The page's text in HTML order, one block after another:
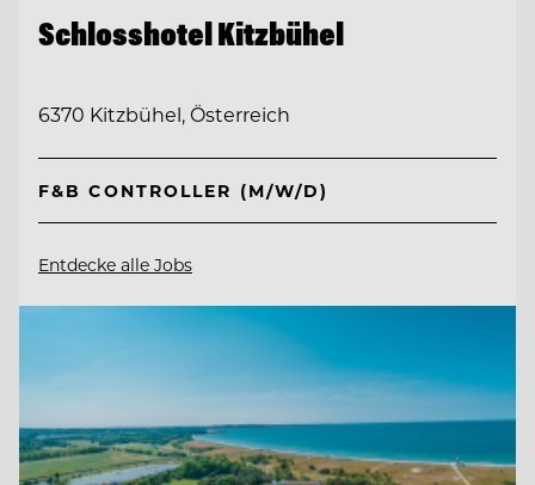
Schlosshotel Kitzbühel
6370 Kitzbühel, Österreich
F&B CONTROLLER (M/W/D)
Entdecke alle Jobs